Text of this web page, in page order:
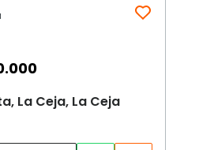
La Ceja, La Ceja